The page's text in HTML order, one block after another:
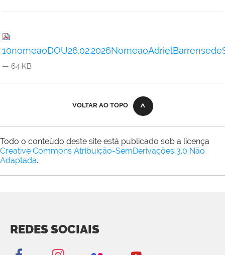
— 64 KB
VOLTAR AO TOPO
Todo o conteúdo deste site está publicado sob a licença
Creative Commons Atribuição-SemDerivações 3.0 Não
Adaptada.
REDES SOCIAIS